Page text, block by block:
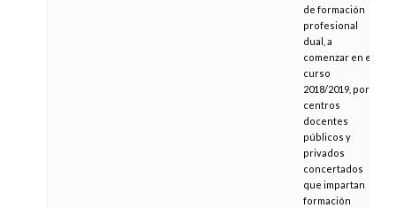
de formación
profesional
dual, a
comenzar en el
curso
2018/2019, por
centros
docentes
públicos y
privados
concertados
que impartan
formación